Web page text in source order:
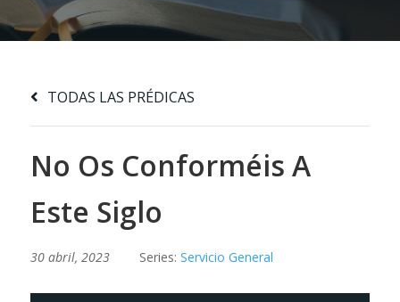
TODAS LAS PRÉDICAS
No Os Conforméis A
Este Siglo
30 abril, 2023 Series: Servicio General